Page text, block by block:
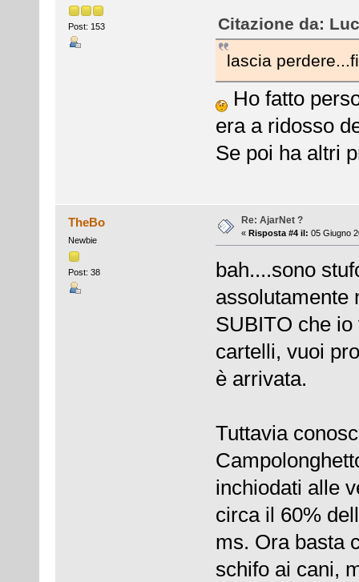
Post: 153
Citazione da:
lascia
Ho fatto
era a ridosso
Se poi ha altri
TheBo
Newbie
Post: 38
Re: AjarNet ?
« Risposta #4 il: 05 Giugno
bah....sono
assolutamente
SUBITO che
cartelli, vuoi
è arrivata.
Tuttavia
inchiodati alle
circa il 60%
ms. Ora basta
schifo ai cani,